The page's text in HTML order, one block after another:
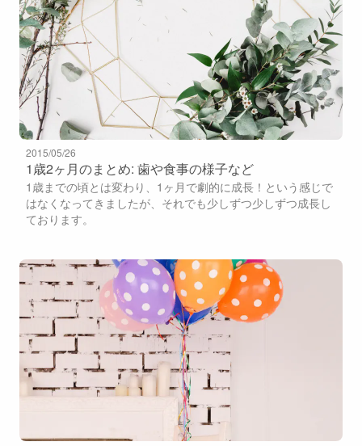
2015/05/26
1歳2ヶ月のまとめ: 歯や食事の様子など
1歳までの頃とは変わり、1ヶ月で劇的に成長！という感じで
はなくなってきましたが、それでも少しずつ少しずつ成長し
ております。